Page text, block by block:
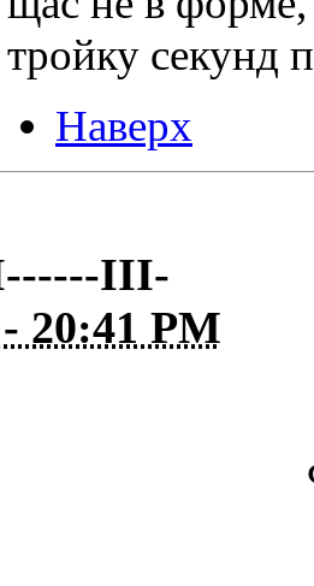
тройку секунд
Наверх
III-
20:41 PM